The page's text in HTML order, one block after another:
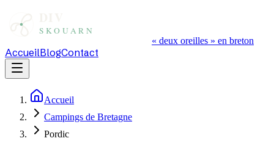
« deux oreilles » en breton
AccueilBlogContact
Accueil
Campings de Bretagne
Pordic